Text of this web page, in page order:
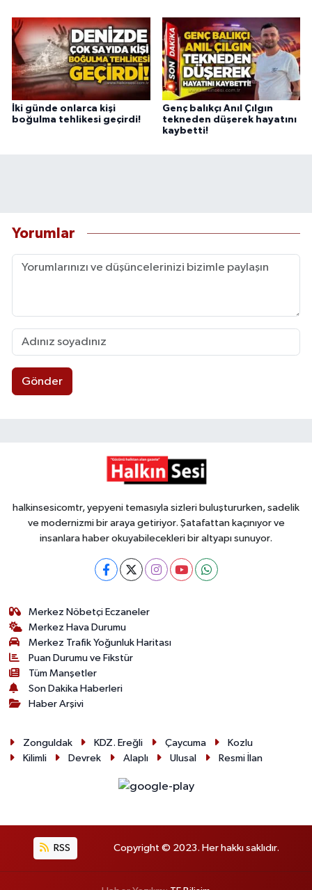
İki günde onlarca kişi
boğulma tehlikesi geçirdi!
Genç balıkçı Anıl Çılgın
tekneden düşerek hayatını
kaybetti!
Yorumlar
Gönder
halkinsesicomtr, yepyeni temasıyla sizleri buluştururken, sadelik
ve modernizmi bir araya getiriyor. Şatafattan kaçınıyor ve
insanlara haber okuyabilecekleri bir altyapı sunuyor.
Merkez Nöbetçi Eczaneler
Merkez Hava Durumu
Merkez Trafik Yoğunluk Haritası
Puan Durumu ve Fikstür
Tüm Manşetler
Son Dakika Haberleri
Haber Arşivi
Zonguldak KDZ. Ereğli Çaycuma
Kozlu
Kilimli
Devrek Alaplı Ulusal Resmi İlan
RSS Copyright © 2023. Her hakkı saklıdır.